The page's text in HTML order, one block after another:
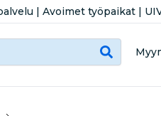
| Avoimet työpaikat |